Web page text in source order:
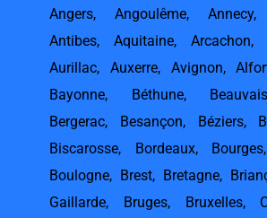
Angers, Angoulême, Annecy,
Antibes, Aquitaine, Arcachon,
Aurillac, Auxerre, Avignon,
Bayonne, Béthune, Beauvais
Bergerac, Besançon, Béziers,
Biscarosse, Bordeaux, Bourges
Boulogne, Brest, Bretagne,
Gaillarde, Bruges, Bruxelles,